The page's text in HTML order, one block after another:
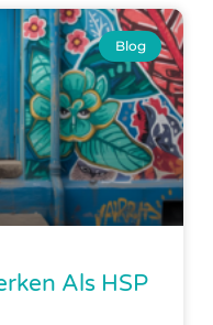
Blog
Als HSP